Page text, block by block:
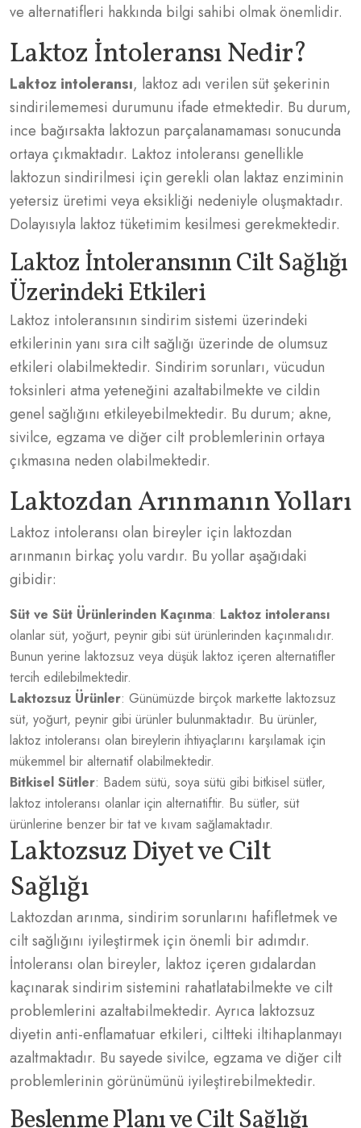
ve alternatifleri hakkında bilgi sahibi olmak önemlidir.
Laktoz İntoleransı Nedir?
Laktoz intoleransı, laktoz adı verilen süt şekerinin
sindirilememesi durumunu ifade etmektedir. Bu durum,
ince bağırsakta laktozun parçalanamaması sonucunda
ortaya çıkmaktadır. Laktoz intoleransı genellikle
laktozun sindirilmesi için gerekli olan laktaz enziminin
yetersiz üretimi veya eksikliği nedeniyle oluşmaktadır.
Dolayısıyla laktoz tüketimim kesilmesi gerekmektedir.
Laktoz İntoleransının Cilt Sağlığı
Üzerindeki Etkileri
Laktoz intoleransının sindirim sistemi üzerindeki
etkilerinin yanı sıra cilt sağlığı üzerinde de olumsuz
etkileri olabilmektedir. Sindirim sorunları, vücudun
toksinleri atma yeteneğini azaltabilmekte ve cildin
genel sağlığını etkileyebilmektedir. Bu durum; akne,
sivilce, egzama ve diğer cilt problemlerinin ortaya
çıkmasına neden olabilmektedir.
Laktozdan Arınmanın Yolları
Laktoz intoleransı olan bireyler için laktozdan
arınmanın birkaç yolu vardır. Bu yollar aşağıdaki
gibidir:
Süt ve Süt Ürünlerinden Kaçınma: Laktoz intoleransı
olanlar süt, yoğurt, peynir gibi süt ürünlerinden kaçınmalıdır.
Bunun yerine laktozsuz veya düşük laktoz içeren alternatifler
tercih edilebilmektedir.
Laktozsuz Ürünler: Günümüzde birçok markette laktozsuz
süt, yoğurt, peynir gibi ürünler bulunmaktadır. Bu ürünler,
laktoz intoleransı olan bireylerin ihtiyaçlarını karşılamak için
mükemmel bir alternatif olabilmektedir.
Bitkisel Sütler: Badem sütü, soya sütü gibi bitkisel sütler,
laktoz intoleransı olanlar için alternatiftir. Bu sütler, süt
ürünlerine benzer bir tat ve kıvam sağlamaktadır.
Laktozsuz Diyet ve Cilt
Sağlığı
Laktozdan arınma, sindirim sorunlarını hafifletmek ve
cilt sağlığını iyileştirmek için önemli bir adımdır.
İntoleransı olan bireyler, laktoz içeren gıdalardan
kaçınarak sindirim sistemini rahatlatabilmekte ve cilt
problemlerini azaltabilmektedir. Ayrıca laktozsuz
diyetin anti-enflamatuar etkileri, ciltteki iltihaplanmayı
azaltmaktadır. Bu sayede sivilce, egzama ve diğer cilt
problemlerinin görünümünü iyileştirebilmektedir.
Beslenme Planı ve Cilt Sağlığı